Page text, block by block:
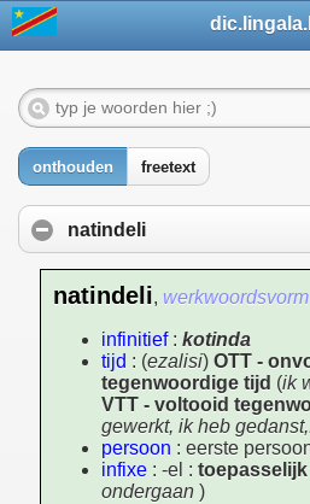
onthouden freetext
natindeli
natindeli, werkwoordsvorm
infinitief: kotinda
tijd : (ezalisi) OTT -
tegenwoordige tijd (ik
VTT - voltooid
gewerkt, ik heb
persoon : eerste
infixe : -el : toepasselijk
ondergaan )